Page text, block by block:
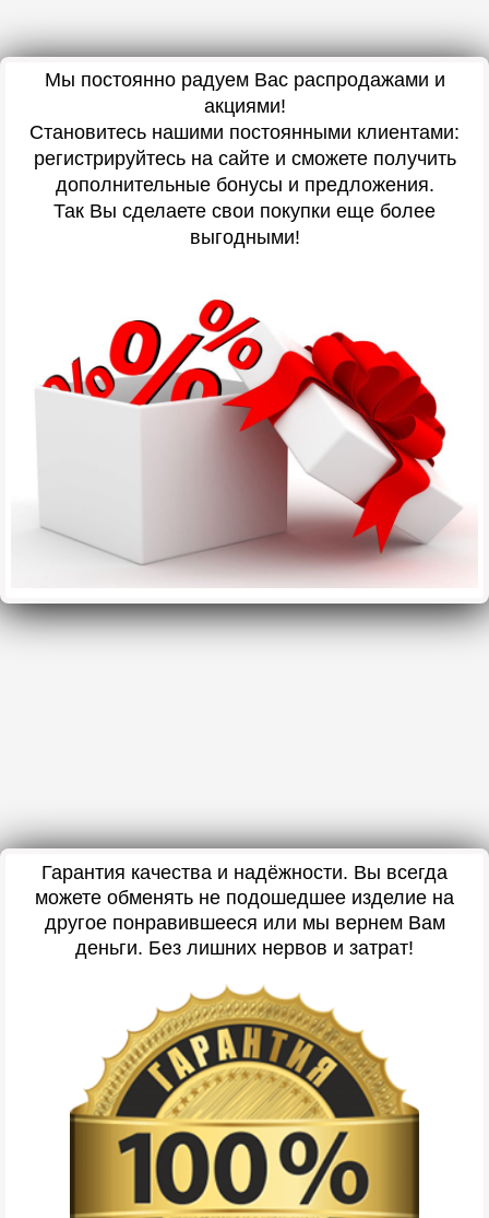
Мы постоянно радуем Вас распродажами и
акциями!
Становитесь нашими постоянными клиентами:
регистрируйтесь на сайте и сможете получить
дополнительные бонусы и предложения.
Так Вы сделаете свои покупки еще более
выгодными!
Гарантия качества и надёжности. Вы всегда
можете обменять не подошедшее изделие на
другое понравившееся или мы вернем Вам
деньги. Без лишних нервов и затрат!